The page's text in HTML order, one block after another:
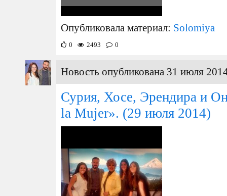
Опубликовала материал: Solomiya
0 2493 0
Новость опубликована 31 июля
Сурия, Хосе, Эрендира и
la Mujer». (29 июля 2014)